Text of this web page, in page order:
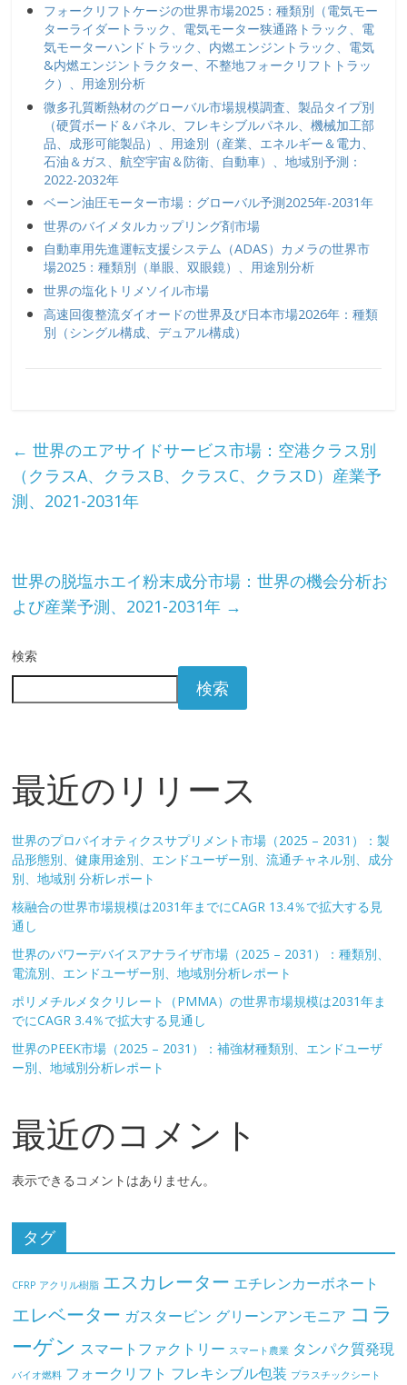
フォークリフトケージの世界市場2025：種類別（電気モー
ターライダートラック、電気モーター狭通路トラック、電
気モーターハンドトラック、内燃エンジントラック、電気
&内燃エンジントラクター、不整地フォークリフトトラッ
ク）、用途別分析
微多孔質断熱材のグローバル市場規模調査、製品タイプ別
（硬質ボード＆パネル、フレキシブルパネル、機械加工部
品、成形可能製品）、用途別（産業、エネルギー＆電力、
石油＆ガス、航空宇宙＆防衛、自動車）、地域別予測：
2022-2032年
ベーン油圧モーター市場：グローバル予測2025年-2031年
世界のバイメタルカップリング剤市場
自動車用先進運転支援システム（ADAS）カメラの世界市
場2025：種類別（単眼、双眼鏡）、用途別分析
世界の塩化トリメソイル市場
高速回復整流ダイオードの世界及び日本市場2026年：種類
別（シングル構成、デュアル構成）
← 世界のエアサイドサービス市場：空港クラス別
（クラスA、クラスB、クラスC、クラスD）産業予
測、2021-2031年
世界の脱塩ホエイ粉末成分市場：世界の機会分析お
よび産業予測、2021-2031年 →
検索
検索
最近のリリース
世界のプロバイオティクスサプリメント市場（2025 – 2031）：製
品形態別、健康用途別、エンドユーザー別、流通チャネル別、成分
別、地域別 分析レポート
核融合の世界市場規模は2031年までにCAGR 13.4％で拡大する見
通し
世界のパワーデバイスアナライザ市場（2025 – 2031）：種類別、
電流別、エンドユーザー別、地域別分析レポート
ポリメチルメタクリレート（PMMA）の世界市場規模は2031年ま
でにCAGR 3.4％で拡大する見通し
世界のPEEK市場（2025 – 2031）：補強材種類別、エンドユーザ
ー別、地域別分析レポート
最近のコメント
表示できるコメントはありません。
タグ
CFRP アクリル樹脂 エスカレーター エチレンカーボネート
エレベーター ガスタービン グリーンアンモニア コラ
ーゲン スマートファクトリー スマート農業 タンパク質発現
バイオ燃料 フォークリフト フレキシブル包装 プラスチックシート